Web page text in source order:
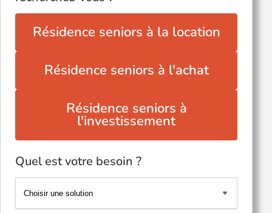
Résidence seniors à la location
Résidence seniors à l'achat
Résidence seniors à
l'investissement
Quel est votre besoin ?